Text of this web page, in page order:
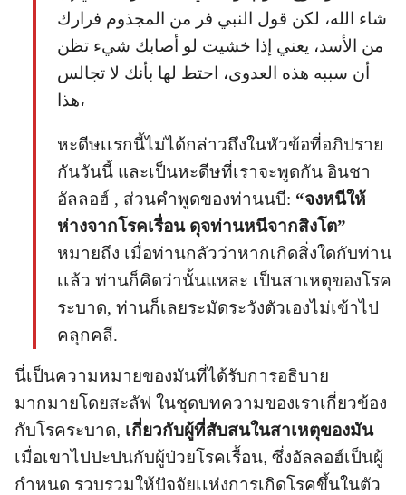
شاء الله، لكن قول النبي فر من المجذوم فرارك
من الأسد، يعني إذا خشيت لو أصابك شيء تظن
أن سببه هذه العدوى، احتط لها بأنك لا تجالس
هذا،
หะดีษเเรกนี้ไม่ได้กล่าวถึงในหัวข้อที่อภิปราย
กันวันนี้ และเป็นหะดีษที่เราจะพูดกัน อินชา
อัลลอฮ์ , ส่วนคำพูดของท่านนบี: “จงหนีให้
ห่างจากโรคเรื่อน ดุจท่านหนีจากสิงโต”
หมายถึง เมื่อท่านกลัวว่าหากเกิดสิ่งใดกับท่าน
เเล้ว ท่านก็คิดว่านั้นแหละ เป็นสาเหตุของโรค
ระบาด, ท่านก็เลยระมัดระวังตัวเองไม่เข้าไป
คลุกคลี.
นี่เป็นความหมายของมันที่ได้รับการอธิบาย
มากมายโดยสะลัฟ ในชุดบทความของเราเกี่ยวข้อง
กับโรคระบาด, เกี่ยวกับผู้ที่สับสนในสาเหตุของมัน
เมื่อเขาไปปะปนกับผู้ป่วยโรคเรื้อน, ซึ่งอัลลอฮ์เป็นผู้
กำหนด รวบรวมให้ปัจจัยเเห่งการเกิดโรคขึ้นในตัว